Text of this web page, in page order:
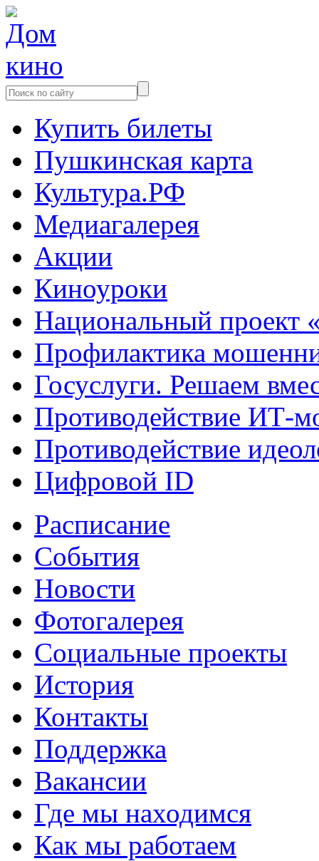
Купить билеты
Пушкинская карта
Культура.РФ
Медиагалерея
Акции
Киноуроки
Национальный проект
Профилактика
Госуслуги. Решаем
Противодействие ИТ-
Противодействие
Цифровой ID
Расписание
События
Новости
Фотогалерея
Социальные проекты
История
Контакты
Поддержка
Вакансии
Где мы находимся
Как мы работаем